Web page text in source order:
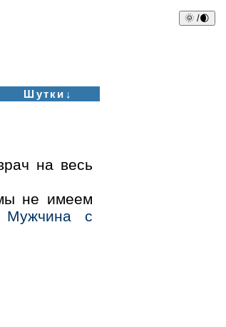
🌞 /🌒
Шутки↓
на весь
не имеем
Мужчина с